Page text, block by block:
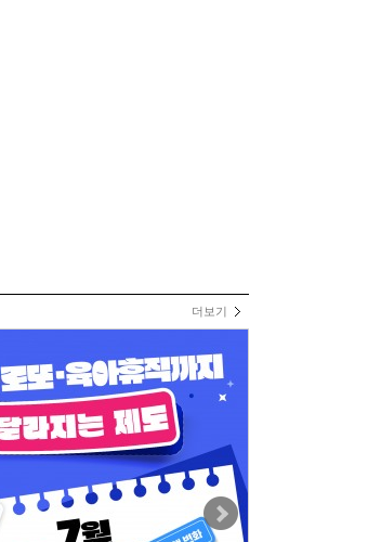
더보기